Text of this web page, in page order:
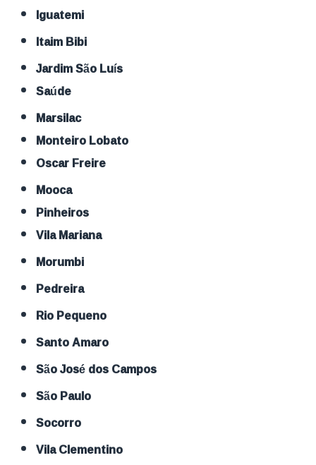
Iguatemi
Itaim Bibi
Jardim São Luís
Saúde
Marsilac
Monteiro Lobato
Oscar Freire
Mooca
Pinheiros
Vila Mariana
Morumbi
Pedreira
Rio Pequeno
Santo Amaro
São José dos Campos
São Paulo
Socorro
Vila Clementino